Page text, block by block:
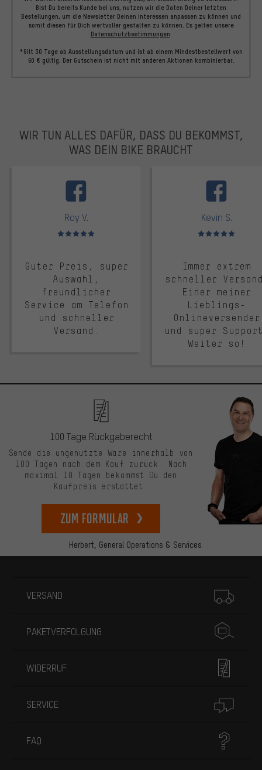
Bist Du bereits Kunde bei uns, nutzen wir die Daten Deiner letzten
Bestellungen, um die Newsletter Deinen Interessen anpassen zu können und
somit diesen für Dich wertvoller gestalten zu können. Es gelten unsere
Datenschutzbestimmungen.
*Gilt 30 Tage ab Ausstellungsdatum und ist ab einem Mindestbestellwert von
60 € gültig. Der Gutschein ist nicht mit anderen Aktionen kombinierbar.
WIR TUN ALLES DAFÜR, DASS DU BEKOMMST,
WAS DEIN BIKE BRAUCHT
Roy V.
Bewertungen: 5 von 5
Guter Preis, super
Auswahl,
freundlicher
Service am Telefon
und schneller
Versand.
Kevin S.
Bewertungen: 5 von 5
Immer extrem
schneller
Einer meiner
Lieblings-
Onlineversender
und super
Weiter so!
Herbert, General Operations & Services
100 Tage Rückgaberecht
Sende die ungenutzte Ware innerhalb von
100 Tagen nach dem Kauf zurück. Nach
maximal 10 Tagen bekommst Du den
Kaufpreis erstattet.
zum Formular
VERSAND
PAKETVERFOLGUNG
WIDERRUF
SERVICE
FAQ